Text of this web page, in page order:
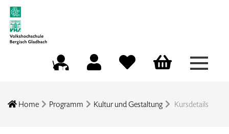
Menü
Home Programm Kultur und Gestaltung Kursdetails